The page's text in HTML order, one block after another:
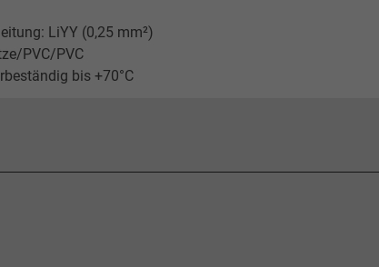
von Google für Website-Analysen.
statistische Daten darüber, wie der
LiYY (0,25 mm²)
PVC/PVC
bis +70°C